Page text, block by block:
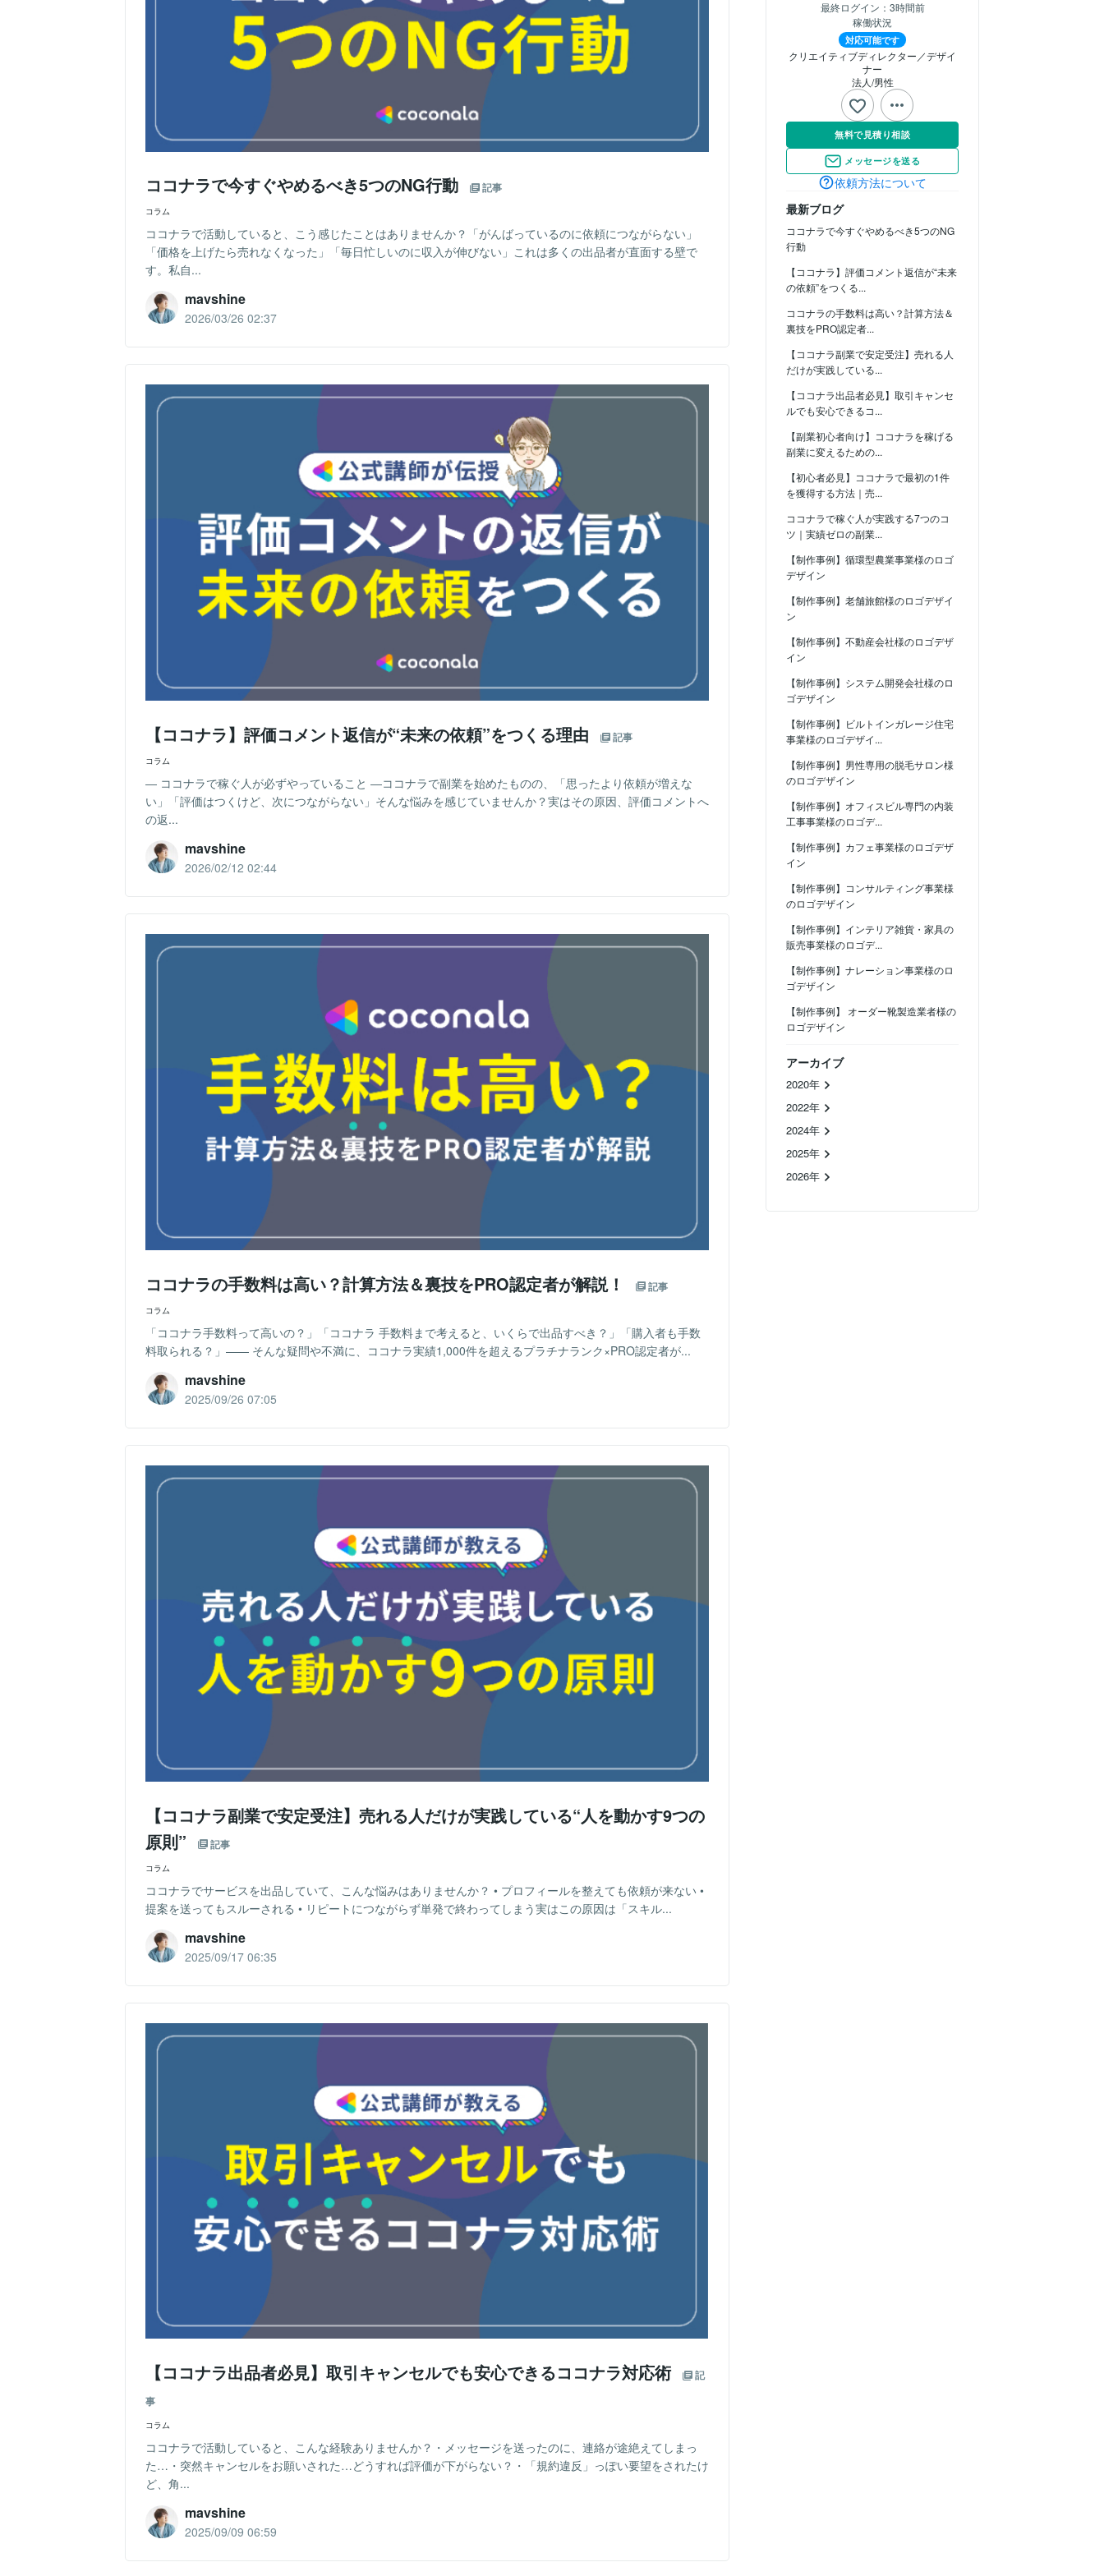
最終ログイン： 3時間前
稼働状況
対応可能です
クリエイティブディレクター／デザイ
ナー
法人 男性
無料で見積り相談
メッセージを送る
依頼方法について
最新ブログ
ココナラで今すぐやめるべき5つのNG
行動
【ココナラ】評価コメント返信が“未来
の依頼”をつくる...
ココナラの手数料は高い？計算方法＆
裏技をPRO認定者...
【ココナラ副業で安定受注】売れる人
だけが実践している...
【ココナラ出品者必見】取引キャンセ
ルでも安心できるコ...
【副業初心者向け】ココナラを稼げる
副業に変えるための...
【初心者必見】ココナラで最初の1件
を獲得する方法｜売...
ココナラで稼ぐ人が実践する7つのコ
ツ｜実績ゼロの副業...
【制作事例】循環型農業事業様のロゴ
デザイン
【制作事例】老舗旅館様のロゴデザイ
ン
【制作事例】不動産会社様のロゴデザ
イン
【制作事例】システム開発会社様のロ
ゴデザイン
【制作事例】ビルトインガレージ住宅
事業様のロゴデザイ...
【制作事例】男性専用の脱毛サロン様
のロゴデザイン
【制作事例】オフィスビル専門の内装
工事事業様のロゴデ...
【制作事例】カフェ事業様のロゴデザ
イン
【制作事例】コンサルティング事業様
のロゴデザイン
【制作事例】インテリア雑貨・家具の
販売事業様のロゴデ...
【制作事例】ナレーション事業様のロ
ゴデザイン
【制作事例】 オーダー靴製造業者様の
ロゴデザイン
アーカイブ
2020年
2022年
2024年
2025年
2026年
ココナラで今すぐやめるべき5つのNG行動 記事
コラム
ココナラで活動していると、こう感じたことはありませんか？「がんばっているのに依頼につながらない」
「価格を上げたら売れなくなった」「毎日忙しいのに収入が伸びない」これは多くの出品者が直面する壁で
す。私自...
mavshine
2026/03/26 02:37
【ココナラ】評価コメント返信が“未来の依頼”をつくる理由 記事
コラム
― ココナラで稼ぐ人が必ずやっていること ―ココナラで副業を始めたものの、「思ったより依頼が増えな
い」「評価はつくけど、次につながらない」そんな悩みを感じていませんか？実はその原因、評価コメントへ
の返...
mavshine
2026/02/12 02:44
ココナラの手数料は高い？計算方法＆裏技をPRO認定者が解説！ 記事
コラム
「ココナラ手数料って高いの？」「ココナラ 手数料まで考えると、いくらで出品すべき？」「購入者も手数
料取られる？」—— そんな疑問や不満に、ココナラ実績1,000件を超えるプラチナランク×PRO認定者が...
mavshine
2025/09/26 07:05
【ココナラ副業で安定受注】売れる人だけが実践している“人を動かす9つの
原則”
記事
コラム
ココナラでサービスを出品していて、こんな悩みはありませんか？ • プロフィールを整えても依頼が来ない •
提案を送ってもスルーされる • リピートにつながらず単発で終わってしまう実はこの原因は「スキル...
mavshine
2025/09/17 06:35
【ココナラ出品者必見】取引キャンセルでも安心できるココナラ対応術
記
事
コラム
ココナラで活動していると、こんな経験ありませんか？・メッセージを送ったのに、連絡が途絶えてしまっ
た…・突然キャンセルをお願いされた…どうすれば評価が下がらない？・「規約違反」っぽい要望をされたけ
ど、角...
mavshine
2025/09/09 06:59